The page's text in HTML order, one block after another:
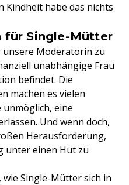
Kindheit habe das nichts
für Single-Mütter
Moderatorin zu
unabhängige Frau
befindet. Die
machen es vielen
eine
Und wenn doch,
Herausforderung,
unter einen Hut zu
Single-Mütter sich in